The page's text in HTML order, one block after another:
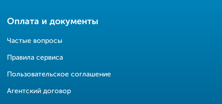
Оплата и документы
Частые вопросы
Правила сервиса
Пользовательское соглашение
Агентский договор